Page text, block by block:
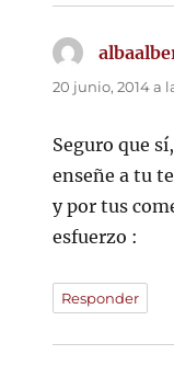
20 junio, 2014 a
Seguro que
enseñe a tu
y por tus
esfuerzo :
Responder